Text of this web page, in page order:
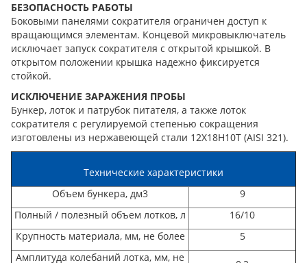
БЕЗОПАСНОСТЬ РАБОТЫ
Боковыми панелями сократителя ограничен доступ к
вращающимся элементам. Концевой микровыключатель
исключает запуск сократителя с открытой крышкой. В
открытом положении крышка надежно фиксируется
стойкой.
ИСКЛЮЧЕНИЕ ЗАРАЖЕНИЯ ПРОБЫ
Бункер, лоток и патрубок питателя, а также лоток
сократителя с регулируемой степенью сокращения
изготовлены из нержавеющей стали 12Х18Н10Т (AISI 321).
Технические характеристики
Объем бункера, дм3
9
Полный / полезный объем лотков, л
16/10
Крупность материала, мм, не более
5
Амплитуда колебаний лотка, мм, не